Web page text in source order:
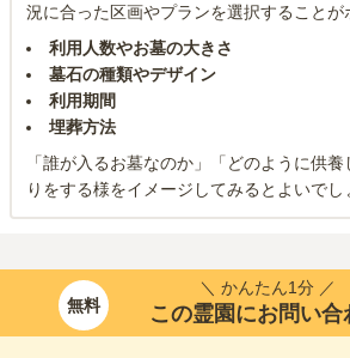
況に合った区画やプランを選択することが
利用人数やお墓の大きさ
墓石の種類やデザイン
利用期間
埋葬方法
「誰が入るお墓なのか」「どのように供
りをする様をイメージしてみるとよいでし
無料
＼ かんたん1分 ／
この霊園にお問い合